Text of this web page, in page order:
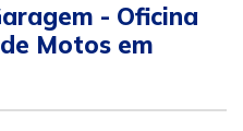
- Oficina
Motos em